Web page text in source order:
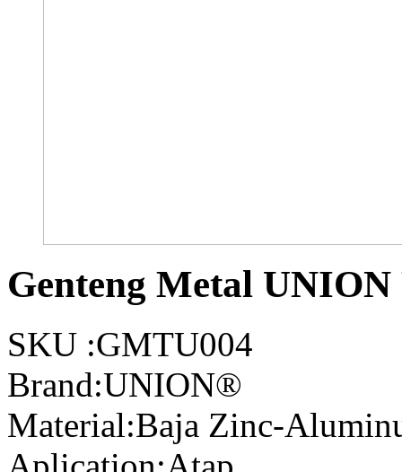
Genteng Metal
SKU :GMTU004
Brand:UNION®
Material:Baja Zinc-